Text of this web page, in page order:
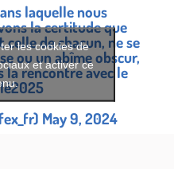
laquelle nous
la certitude que
celle de chacun, ne se
ou un abîme obscur,
la rencontre avec le
May 9, 2024
les cookies de
et activer ce